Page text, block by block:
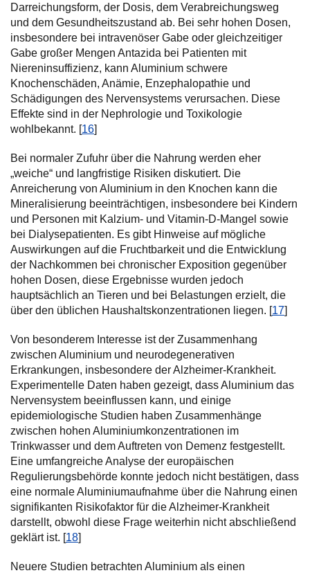
Darreichungsform, der Dosis, dem Verabreichungsweg
und dem Gesundheitszustand ab. Bei sehr hohen Dosen,
insbesondere bei intravenöser Gabe oder gleichzeitiger
Gabe großer Mengen Antazida bei Patienten mit
Niereninsuffizienz, kann Aluminium schwere
Knochenschäden, Anämie, Enzephalopathie und
Schädigungen des Nervensystems verursachen. Diese
Effekte sind in der Nephrologie und Toxikologie
wohlbekannt. [16]
Bei normaler Zufuhr über die Nahrung werden eher
„weiche“ und langfristige Risiken diskutiert. Die
Anreicherung von Aluminium in den Knochen kann die
Mineralisierung beeinträchtigen, insbesondere bei Kindern
und Personen mit Kalzium- und Vitamin-D-Mangel sowie
bei Dialysepatienten. Es gibt Hinweise auf mögliche
Auswirkungen auf die Fruchtbarkeit und die Entwicklung
der Nachkommen bei chronischer Exposition gegenüber
hohen Dosen, diese Ergebnisse wurden jedoch
hauptsächlich an Tieren und bei Belastungen erzielt, die
über den üblichen Haushaltskonzentrationen liegen. [17]
Von besonderem Interesse ist der Zusammenhang
zwischen Aluminium und neurodegenerativen
Erkrankungen, insbesondere der Alzheimer-Krankheit.
Experimentelle Daten haben gezeigt, dass Aluminium das
Nervensystem beeinflussen kann, und einige
epidemiologische Studien haben Zusammenhänge
zwischen hohen Aluminiumkonzentrationen im
Trinkwasser und dem Auftreten von Demenz festgestellt.
Eine umfangreiche Analyse der europäischen
Regulierungsbehörde konnte jedoch nicht bestätigen, dass
eine normale Aluminiumaufnahme über die Nahrung einen
signifikanten Risikofaktor für die Alzheimer-Krankheit
darstellt, obwohl diese Frage weiterhin nicht abschließend
geklärt ist. [18]
Neuere Studien betrachten Aluminium als einen